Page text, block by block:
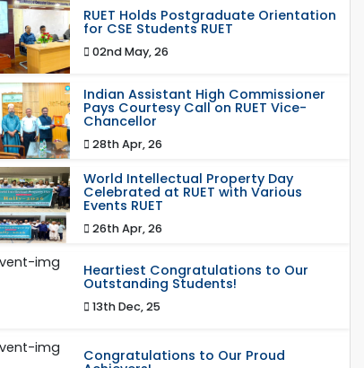
RUET Holds Postgraduate Orientation
for CSE Students RUET
02nd May, 26
Indian Assistant High Commissioner
Pays Courtesy Call on RUET Vice-
Chancellor
28th Apr, 26
World Intellectual Property Day
Celebrated at RUET with Various
Events RUET
26th Apr, 26
Heartiest Congratulations to Our
Outstanding Students!
13th Dec, 25
Congratulations to Our Proud